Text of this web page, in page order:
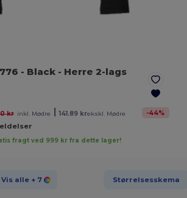
- Black - Herre 2-lags
kr inkl. Mødre 141.89 krekskl. Mødre -44%
fragt ved 999 kr fra dette lager!
Vis alle + 7 Størrelsesskema